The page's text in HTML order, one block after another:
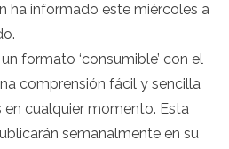
ha informado este miércoles a
formato ‘consumible’ con el
comprensión fácil y sencilla
en cualquier momento. Esta
semanalmente en su